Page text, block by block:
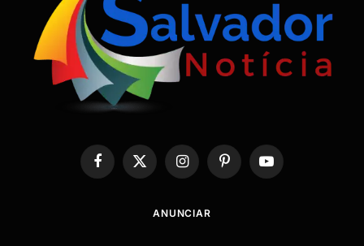
Facebook
X
InstagramPinterestYouTube
ANUNCIAR